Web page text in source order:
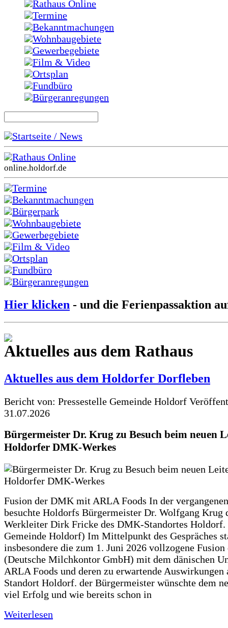
Rathaus Online
Termine
Bekanntmachungen
Wohnbaugebiete
Gewerbegebiete
Film & Video
Ortsplan
Fundbüro
Bürgeranregungen
Startseite / News
Rathaus Online
online.holdorf.de
Termine
Bekanntmachungen
Bürgerpark
Wohnbaugebiete
Gewerbegebiete
Film & Video
Ortsplan
Fundbüro
Bürgeranregungen
Hier klicken - und die Ferienpassaktion
Aktuelles aus dem Rathaus
Aktuelles aus dem Holdorfer Dorfleben
Bericht von: Pressestelle Gemeinde Holdorf
31.07.2026
Bürgermeister Dr. Krug zu Besuch beim neuen
Holdorfer DMK-Werkes
Fusion der DMK mit ARLA Foods In der
besuchte Holdorfs Bürgermeister Dr. Wolfgang Krug
Werkleiter Dirk Fricke des DMK-Standortes Holdorf.
Gemeinde Holdorf) Im Mittelpunkt des Gespräches
insbesondere die zum 1. Juni 2026 vollzogene
(Deutsche Milchkontor GmbH) mit dem dänischen
ARLA Foods und deren zu erwartende Auswirkungen
Standort Holdorf. der Bürgermeister wünschte dem
viel Erfolg und wie bereits schon in
Weiterlesen